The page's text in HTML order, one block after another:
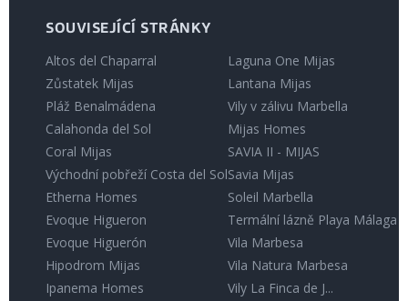
SOUVISEJÍCÍ STRÁNKY
Altos del Chaparral
Zůstatek Mijas
Pláž Benalmádena
Calahonda del Sol
Coral Mijas
Východní pobřeží Costa del Sol
Etherna Homes
Evoque Higueron
Evoque Higuerón
Hipodrom Mijas
Ipanema Homes
Laguna One Mijas
Lantana Mijas
Vily v zálivu Marbella
Mijas Homes
SAVIA II - MIJAS
Savia Mijas
Soleil Marbella
Termální lázně Playa Málaga
Vila Marbesa
Vila Natura Marbesa
Vily La Finca de J...